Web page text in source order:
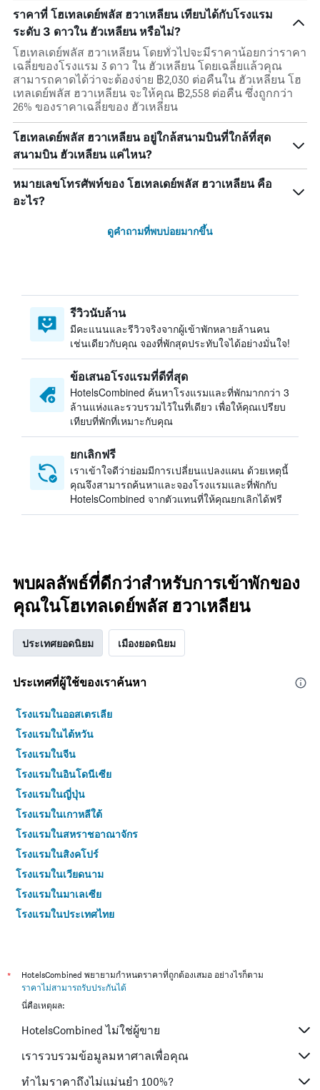
ราคาที่ โฮเทลเดย์พลัส ฮวาเหลียน เทียบได้กับโรงแรม
ระดับ 3 ดาวใน ฮัวเหลียน หรือไม่?
โฮเทลเดย์พลัส ฮวาเหลียน โดยทั่วไปจะมีราคาน้อยกว่าราคา
เฉลี่ยของโรงแรม 3 ดาว ใน ฮัวเหลียน โดยเฉลี่ยแล้วคุณ
สามารถคาดได้ว่าจะต้องจ่าย ฿2,030 ต่อคืนใน ฮัวเหลียน โฮ
เทลเดย์พลัส ฮวาเหลียน จะให้คุณ ฿2,558 ต่อคืน ซึ่งถูกกว่า
26% ของราคาเฉลี่ยของ ฮัวเหลียน
โฮเทลเดย์พลัส ฮวาเหลียน อยู่ใกล้สนามบินที่ใกล้ที่สุด
สนามบิน ฮัวเหลียน แค่ไหน?
หมายเลขโทรศัพท์ของ โฮเทลเดย์พลัส ฮวาเหลียน คือ
อะไร?
ดูคำถามที่พบบ่อยมากขึ้น
รีวิวนับล้าน
มีคะแนนและรีวิวจริงจากผู้เข้าพักหลายล้านคน
เช่นเดียวกับคุณ จองที่พักสุดประทับใจได้อย่างมั่นใจ!
ข้อเสนอโรงแรมที่ดีที่สุด
HotelsCombined ค้นหาโรงแรมและที่พักมากกว่า 3
ล้านแห่งและรวบรวมไว้ในที่เดียว เพื่อให้คุณเปรียบ
เทียบที่พักที่เหมาะกับคุณ
ยกเลิกฟรี
เราเข้าใจดีว่าย่อมมีการเปลี่ยนแปลงแผน ด้วยเหตุนี้
คุณจึงสามารถค้นหาและจองโรงแรมและที่พักกับ
HotelsCombined จากตัวแทนที่ให้คุณยกเลิกได้ฟรี
พบผลลัพธ์ที่ดีกว่าสำหรับการเข้าพักของ
คุณในโฮเทลเดย์พลัส ฮวาเหลียน
ประเทศยอดนิยม เมืองยอดนิยม
ประเทศที่ผู้ใช้ของเราค้นหา
โรงแรมในออสเตรเลีย
โรงแรมในไต้หวัน
โรงแรมในจีน
โรงแรมในอินโดนีเซีย
โรงแรมในญี่ปุ่น
โรงแรมในเกาหลีใต้
โรงแรมในสหราชอาณาจักร
โรงแรมในสิงคโปร์
โรงแรมในเวียดนาม
โรงแรมในมาเลเซีย
โรงแรมในประเทศไทย
*
HotelsCombined พยายามกำหนดราคาที่ถูกต้องเสมอ อย่างไรก็ตาม
ราคาไม่สามารถรับประกันได้
นี่คือเหตุผล:
HotelsCombined ไม่ใช่ผู้ขาย
เรารวบรวมข้อมูลมหาศาลเพื่อคุณ
ทำไมราคาถึงไม่แม่นยำ 100%?